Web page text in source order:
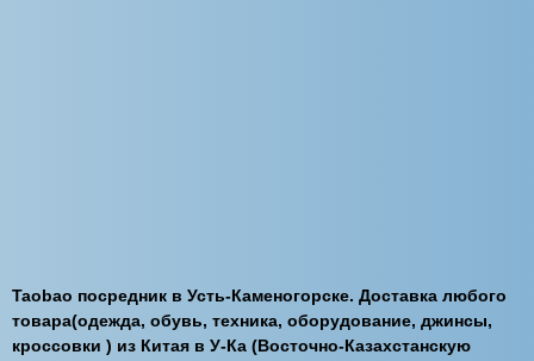
Taobao посредник в Усть-Каменогорске. Доставка любого
товара(одежда, обувь, техника, оборудование, джинсы,
кроссовки ) из Китая в У-Ка (Восточно-Казахстанскую